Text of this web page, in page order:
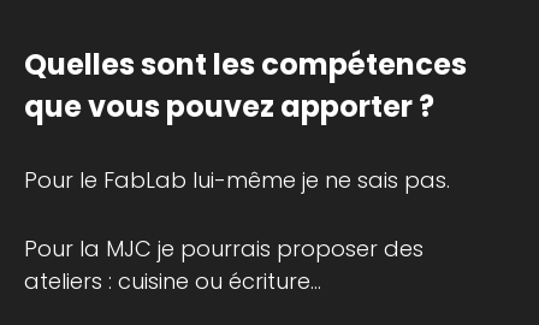
Quelles sont les compétences
que vous pouvez apporter ?
Pour le FabLab lui-même je ne sais pas.
Pour la MJC je pourrais proposer des
ateliers : cuisine ou écriture…